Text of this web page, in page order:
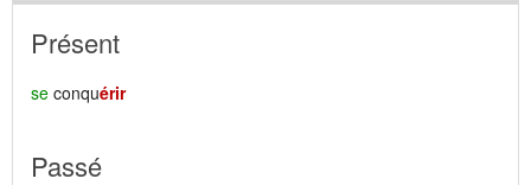
Présent
se conquérir
Passé